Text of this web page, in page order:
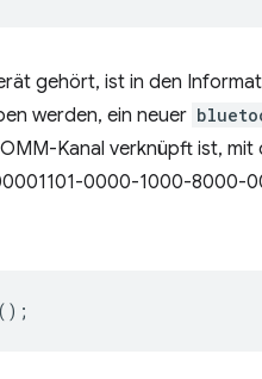
gehört, ist in den
werden, ein neuer
Kanal verknüpft ist,
0000-1000-8000-
();